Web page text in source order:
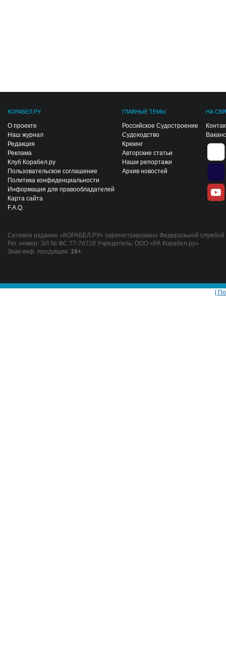
КОРАБЕЛ.РУ
О проекте
Наш журнал
Редакция
Реклама
Клуб Корабел.ру
Пользовательское соглашение
Политика конфиденциальности
Информация для правообладателей
Карта сайта
F.A.Q.
ГЛАВНЫЕ ТЕМЫ
Российское Судостроение
Судоходство
Крюинг
Авторские статьи
Наши репортажи
Архив новостей
НА
Сетевое издание «КОРАБЕЛ.РУ» зарегистрировано Федеральной
Рег. номер: ЭЛ № ФС 77-76728 Учредитель: ООО «РА Корабел.ру»
Знак инф. продукции: 16+
[